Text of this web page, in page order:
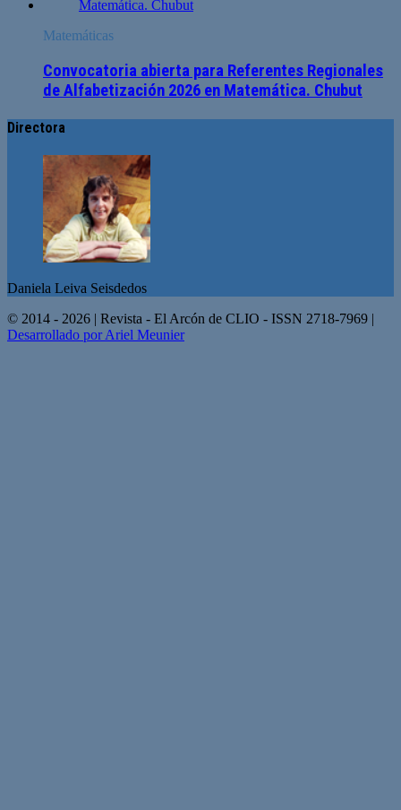
Matemáticas
Convocatoria abierta para Referentes Regionales
de Alfabetización 2026 en Matemática. Chubut
Directora
Daniela Leiva Seisdedos
© 2014 - 2026 | Revista - El Arcón de CLIO - ISSN 2718-7969 |
Desarrollado por Ariel Meunier